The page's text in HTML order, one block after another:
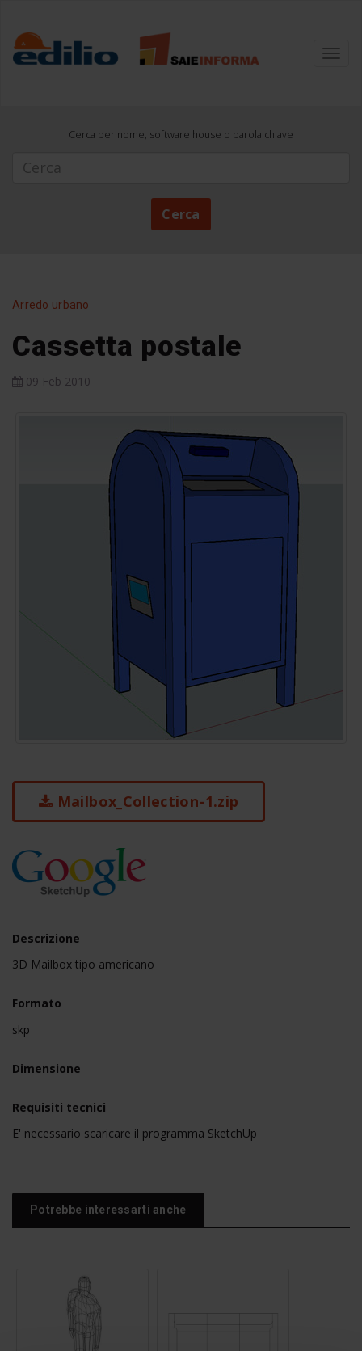
Cerca per nome, software house o parola chiave
Cerca
Arredo urbano
Cassetta postale
09 Feb 2010
Mailbox_Collection-1.zip
Descrizione
3D Mailbox tipo americano
Formato
skp
Dimensione
Requisiti tecnici
E' necessario scaricare il programma SketchUp
Potrebbe interessarti anche